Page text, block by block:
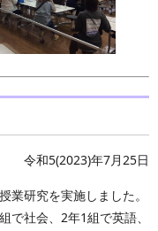
令和5(2023)年7月25日
研究を実施しました。
で社会、2年1組で英語、